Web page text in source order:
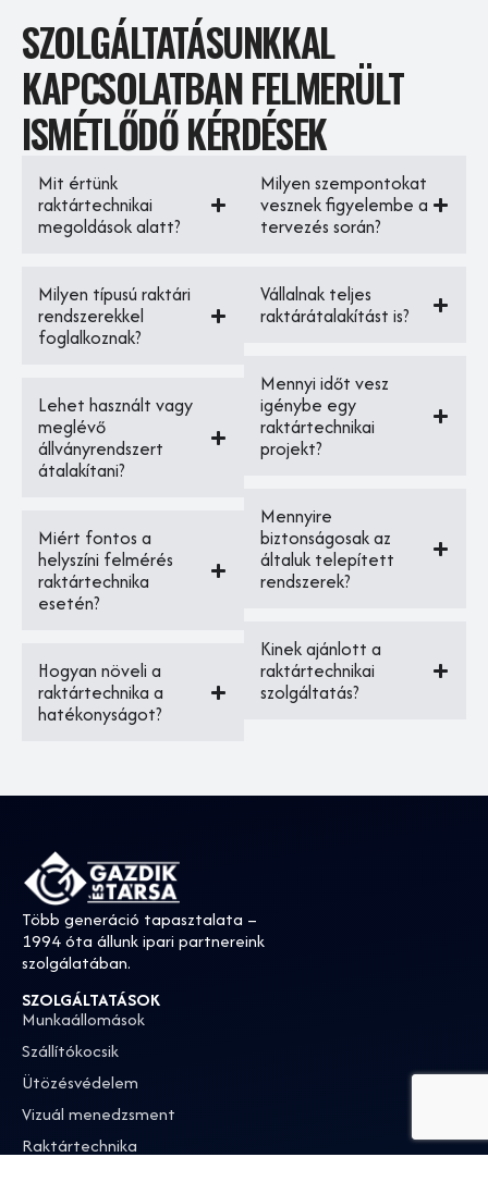
SZOLGÁLTATÁSUNKKAL
KAPCSOLATBAN FELMERÜLT
ISMÉTLŐDŐ KÉRDÉSEK
Mit értünk
raktártechnikai
megoldások alatt?
Milyen típusú raktári
rendszerekkel
foglalkoznak?
Lehet használt vagy
meglévő
állványrendszert
átalakítani?
Miért fontos a
helyszíni felmérés
raktártechnika
esetén?
Hogyan növeli a
raktártechnika a
hatékonyságot?
Milyen szempontokat
vesznek figyelembe a
tervezés során?
Vállalnak teljes
raktárátalakítást is?
Mennyi időt vesz
igénybe egy
raktártechnikai
projekt?
Mennyire
biztonságosak az
általuk telepített
rendszerek?
Kinek ajánlott a
raktártechnikai
szolgáltatás?
Több generáció tapasztalata –
1994 óta állunk ipari partnereink
szolgálatában.
SZOLGÁLTATÁSOK
Munkaállomások
Szállítókocsik
Ütözésvédelem
Vizuál menedzsment
Raktártechnika